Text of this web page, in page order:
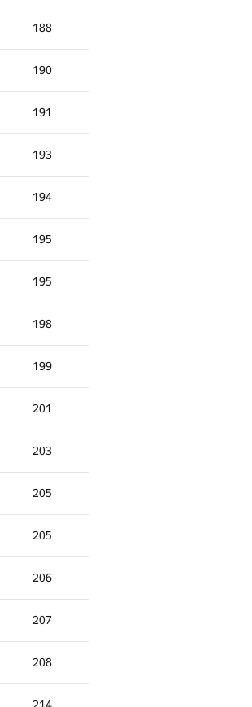
188
190
191
193
194
195
195
198
199
201
203
205
205
206
207
208
164
165
166
166
166
166
169
170
172
172